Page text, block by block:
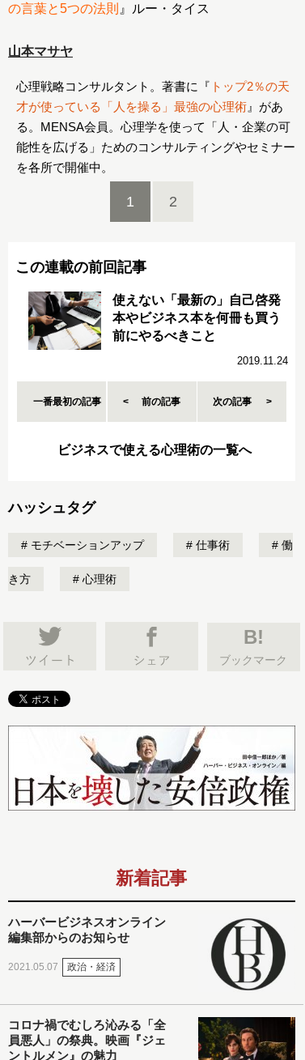
の言葉と5つの法則 』ルー・タイス
山本マサヤ
心理戦略コンサルタント。著書に『 トップ2％の天
才が使っている「人を操る」最強の心理術 』があ
る。MENSA会員。心理学を使って「人・企業の可
能性を広げる」ためのコンサルティングやセミナー
を各所で開催中。
1 2
この連載の前回記事
使えない「最新の」自己啓発
本やビジネス本を何冊も買う
前にやるべきこと
2019.11.24
一番最初の記事 前の記事 次の記事
ビジネスで使える心理術の一覧へ
ハッシュタグ
モチベーションアップ 仕事術 働
き方 心理術
B!
ブックマーク
新着記事
ハーバービジネスオンライン
編集部からのお知らせ
2021.05.07 政治・経済
コロナ禍でむしろ沁みる「全
員悪人」の祭典。映画『ジェ
ントルメン』の魅力